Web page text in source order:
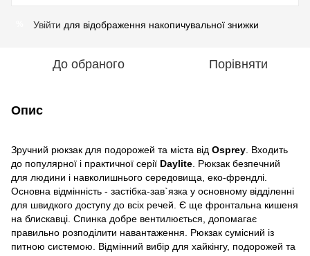
Увійти для відображення накопичувальної знижки
До обраного Порівняти
Опис
Зручний рюкзак для подорожей та міста від Osprey . Входить
до популярної і практичної серії Daylite . Рюкзак безпечний
для людини і навколишнього середовища, еко-френдлі.
Основна відмінність - застібка-зав`язка у основному відділенні
для швидкого доступу до всіх речей. Є ще фронтальна кишеня
на блискавці. Спинка добре вентилюється, допомагає
правильно розподілити навантаження. Рюкзак сумісний із
питною системою. Відмінний вибір для хайкінгу, подорожей та